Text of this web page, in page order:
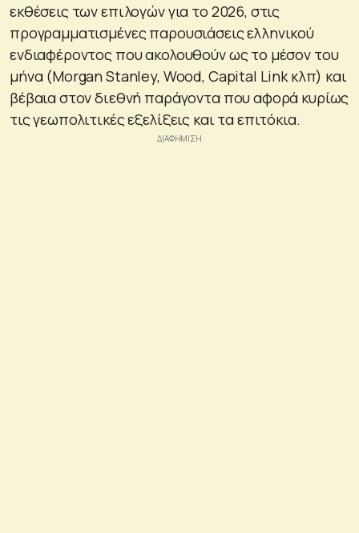
εκθέσεις των επιλογών για το 2026, στις
προγραμματισμένες παρουσιάσεις ελληνικού
ενδιαφέροντος που ακολουθούν ως το μέσον του
μήνα (Morgan Stanley, Wood, Capital Link κλπ) και
βέβαια στον διεθνή παράγοντα που αφορά κυρίως
τις γεωπολιτικές εξελίξεις και τα επιτόκια.